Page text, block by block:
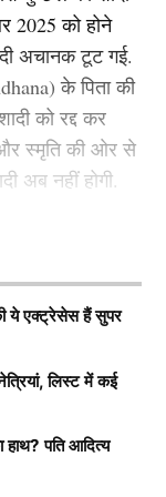
उदय चोपड़ा
और दिवंगत
अपनी शुरुआती
कॉलेज
जहां उनके
भी ज्यादा
लूटी महफिल
परनानी कोठे पर
2025 को होने
अचानक टूट गई.
के पिता की
को रद्द कर
और स्मृति की ओर से
अब नहीं होगी.
को
तौर पर नहीं
एक्टर नंदीश
की क्यों
ये एक्ट्रेसेस हैं सुपर
लिस्ट में कई
पति आदित्य